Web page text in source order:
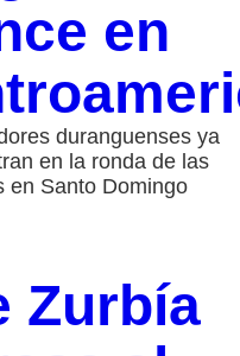
en
duranguenses ya
en la ronda de las
en Santo Domingo
Zurbía